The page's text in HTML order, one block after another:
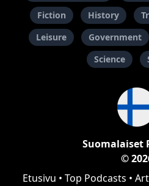
Fiction
History
Leisure
Government
Science
Suomalaiset
©
Etusivu • Top Podcasts •